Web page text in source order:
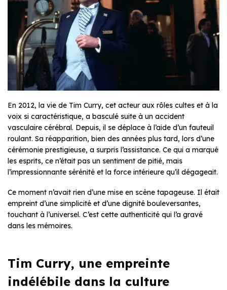
En 2012, la vie de Tim Curry, cet acteur aux rôles cultes et à la
voix si caractéristique, a basculé suite à un accident
vasculaire cérébral. Depuis, il se déplace à l’aide d’un fauteuil
roulant. Sa réapparition, bien des années plus tard, lors d’une
cérémonie prestigieuse, a surpris l’assistance. Ce qui a marqué
les esprits, ce n’était pas un sentiment de pitié, mais
l’impressionnante sérénité et la force intérieure qu’il dégageait.
Ce moment n’avait rien d’une mise en scène tapageuse. Il était
empreint d’une simplicité et d’une dignité bouleversantes,
touchant à l’universel. C’est cette authenticité qui l’a gravé
dans les mémoires.
Tim Curry, une empreinte
indélébile dans la culture